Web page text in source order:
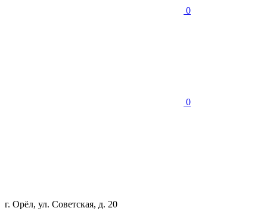
0
0
г. Орёл, ул. Советская, д. 20